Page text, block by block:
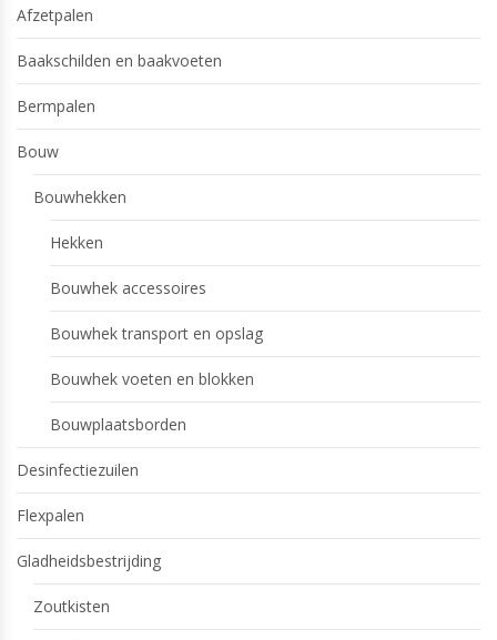
Afzetpalen
Baakschilden en baakvoeten
Bermpalen
Bouw
Bouwhekken
Hekken
Bouwhek accessoires
Bouwhek transport en opslag
Bouwhek voeten en blokken
Bouwplaatsborden
Desinfectiezuilen
Flexpalen
Gladheidsbestrijding
Zoutkisten